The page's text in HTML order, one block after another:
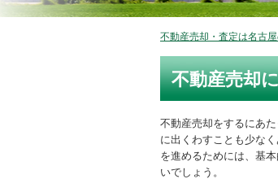
不動産売却・査定は名古
不動産売却
不動産売却をするにあ
に出くわすことも少な
を進めるためには、基
いでしょう。